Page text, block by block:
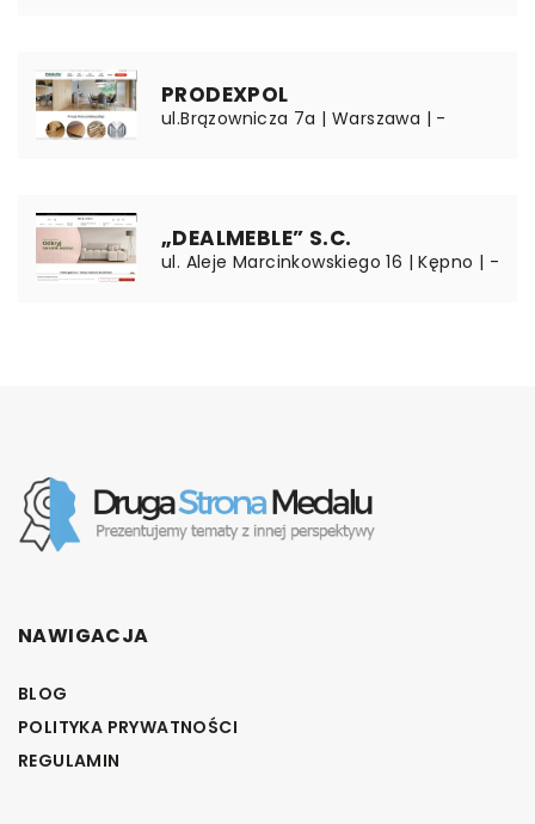
PRODEXPOL
ul.Brązownicza 7a | Warszawa | -
„DEALMEBLE” S.C.
ul. Aleje Marcinkowskiego 16 | Kępno | -
NAWIGACJA
BLOG
POLITYKA PRYWATNOŚCI
REGULAMIN